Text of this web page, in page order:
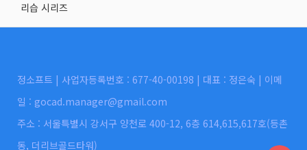
리습 시리즈
정소프트 | 사업자등록번호 : 677-40-00198 | 대표 : 정은숙 | 이메
일 : gocad.manager@gmail.com
주소 : 서울특별시 강서구 양천로 400-12, 6층 614,615,617호(등촌
동, 더리브골드타워)